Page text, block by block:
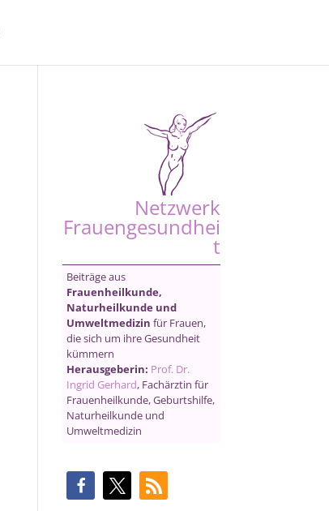
Netzwerk
Frauengesundhei
t
Beiträge aus
Frauenheilkunde,
Naturheilkunde und
Umweltmedizin für Frauen,
die sich um ihre Gesundheit
kümmern
Herausgeberin: Prof. Dr.
Ingrid Gerhard, Fachärztin für
Frauenheilkunde, Geburtshilfe,
Naturheilkunde und
Umweltmedizin